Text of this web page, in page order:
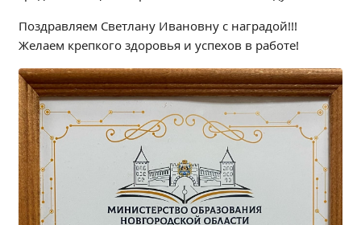
Центр карьеры
Всероссийское чемпионатное движение
Региональная инновационная площадка
СВЕДЕНИЯ ОБ ОБРАЗОВАТЕЛЬНОЙ ОРГАНИЗАЦИИ
Основные сведения
Структура и органы управления образовательной
организацией
Поздравляем Светлану Ивановну с наградой!!!
Желаем крепкого здоровья и успехов в работе!